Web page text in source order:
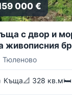
000 €
с двор и
живописния
Тюленово
Къща📐 328 кв.м🛏